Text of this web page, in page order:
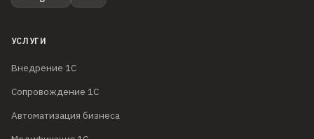
УСЛУГИ
Внедрение 1С
Сопровождение 1С
Автоматизация бизнеса